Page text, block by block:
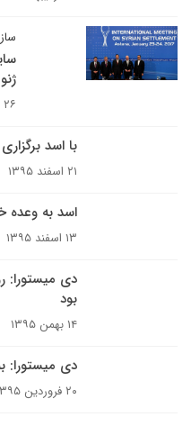
ژنو
۲۶ اردیبهشت ۱۳۹۶
با اسد
۲۱ اسفند ۱۳۹۵
اسد به وعده
۱۳ اسفند ۱۳۹۵
بود
۱۴ بهمن ۱۳۹۵
دی میستورا:
۲۰ فروردین ۱۳۹۵